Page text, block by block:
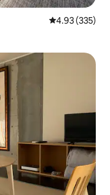
औसत रेटिंग 5 में से
4.93 (335)